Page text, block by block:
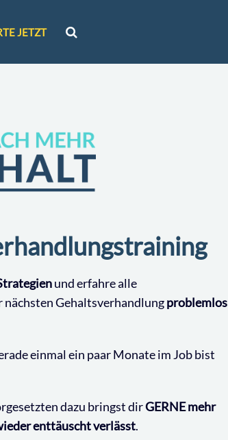
JETZT
und erfahre alle
nächsten Gehaltsverhandlungproblemlos
einmal ein paar Monate im Job bist
dazu bringst dirGERNE mehr
enttäuscht verlässt.